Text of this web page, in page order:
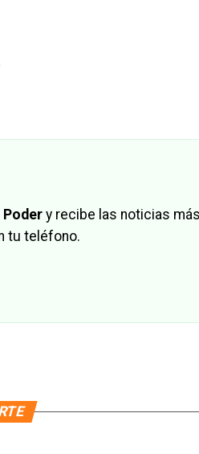
Podery recibe las noticias más
tu teléfono.